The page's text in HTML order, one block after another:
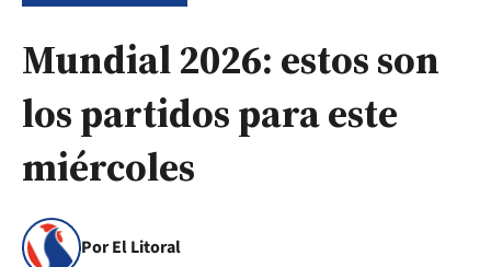
Mundial 2026: estos son
los partidos para este
miércoles
Por El Litoral